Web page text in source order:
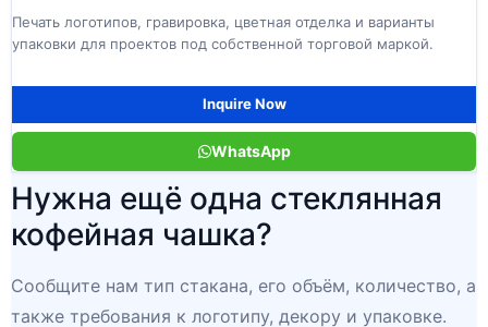
Печать логотипов, гравировка, цветная отделка и варианты
упаковки для проектов под собственной торговой маркой.
Inquire Now
WhatsApp
Нужна ещё одна стеклянная
кофейная чашка?
Сообщите нам тип стакана, его объём, количество, а
также требования к логотипу, декору и упаковке.